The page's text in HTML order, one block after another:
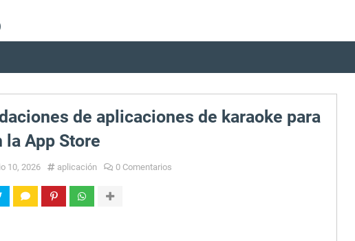
de aplicaciones de karaoke para
la App Store
10, 2026 aplicación 0 Comentarios